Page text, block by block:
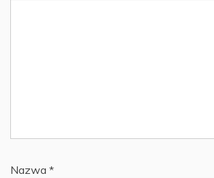
Nazwa *